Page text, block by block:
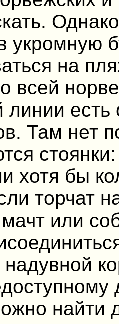
укромную
на
всей
линии
Там нет
хотя бы
торчат
или
найти